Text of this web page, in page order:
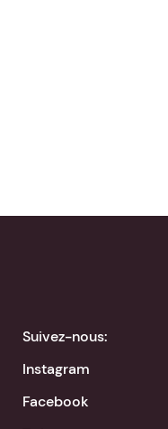
Suivez-nous:
Instagram
Facebook